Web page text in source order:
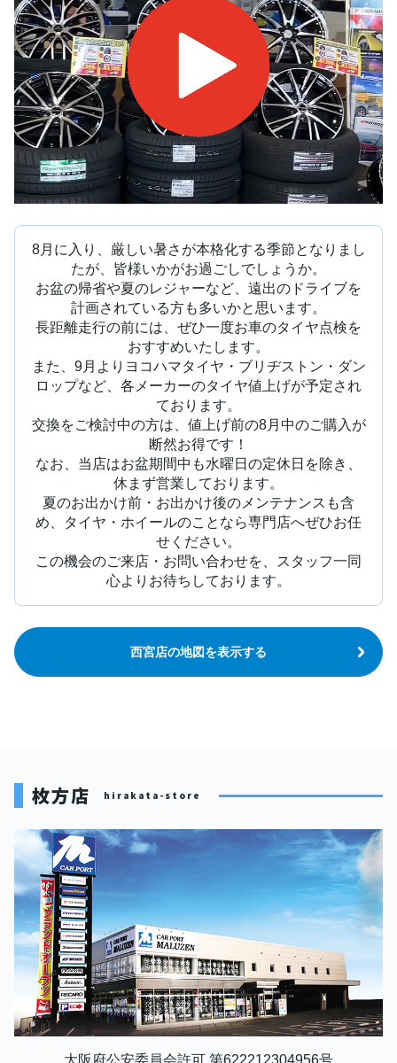
8月に入り、厳しい暑さが本格化する季節となりまし
たが、皆様いかがお過ごしでしょうか。
お盆の帰省や夏のレジャーなど、遠出のドライブを
計画されている方も多いかと思います。
長距離走行の前には、ぜひ一度お車のタイヤ点検を
おすすめいたします。
また、9月よりヨコハマタイヤ・ブリヂストン・ダン
ロップなど、各メーカーのタイヤ値上げが予定され
ております。
交換をご検討中の方は、値上げ前の8月中のご購入が
断然お得です！
なお、当店はお盆期間中も水曜日の定休日を除き、
休まず営業しております。
夏のお出かけ前・お出かけ後のメンテナンスも含
め、タイヤ・ホイールのことなら専門店へぜひお任
せください。
この機会のご来店・お問い合わせを、スタッフ一同
心よりお待ちしております。
西宮店の地図を表示する
枚方店 hirakata-store